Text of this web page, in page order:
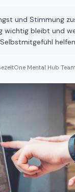
und Stimmung
wichtig bleibt und
helfen.
One Mental Hub Team